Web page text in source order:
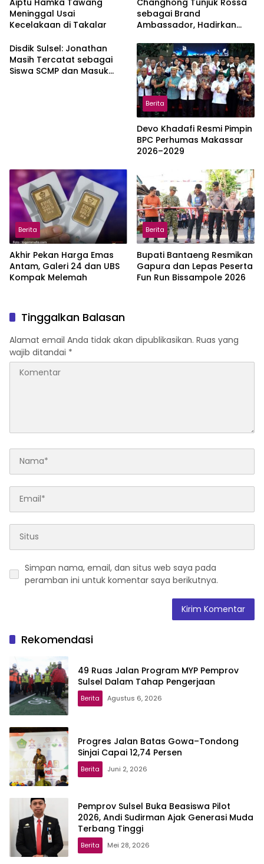
Aiptu Hamka Tawang
Meninggal Usai
Kecelakaan di Takalar
Changhong Tunjuk Rossa
sebagai Brand
Ambassador, Hadirkan
Disdik Sulsel: Jonathan
Masih Tercatat sebagai
Siswa SCMP dan Masuk
Berita
Devo Khadafi Resmi Pimpin
BPC Perhumas Makassar
2026–2029
Berita
Akhir Pekan Harga Emas
Antam, Galeri 24 dan UBS
Kompak Melemah
Berita
Bupati Bantaeng Resmikan
Gapura dan Lepas Peserta
Fun Run Bissampole 2026
Tinggalkan Balasan
Alamat email Anda tidak akan dipublikasikan. Ruas yang
wajib ditandai *
Simpan nama, email, dan situs web saya pada
peramban ini untuk komentar saya berikutnya.
Rekomendasi
49 Ruas Jalan Program MYP Pemprov
Sulsel Dalam Tahap Pengerjaan
Berita Agustus 6, 2026
Progres Jalan Batas Gowa–Tondong
Sinjai Capai 12,74 Persen
Berita Juni 2, 2026
Pemprov Sulsel Buka Beasiswa Pilot
2026, Andi Sudirman Ajak Generasi Muda
Terbang Tinggi
Berita Mei 28, 2026